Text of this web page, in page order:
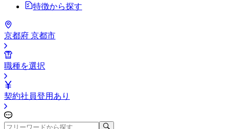
特徴から探す
京都府 京都市
職種を選択
契約社員登用あり